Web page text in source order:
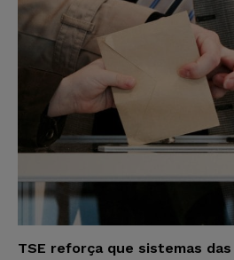
TSE reforça que sistemas